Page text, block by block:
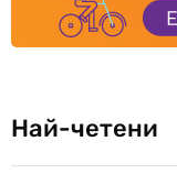
Най-четени